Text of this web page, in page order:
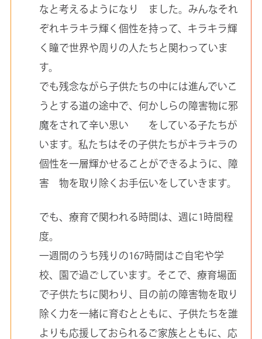
なと考えるようになり ました。みんなそれ
ぞれキラキラ輝く個性を持って、キラキラ輝
く瞳で世界や周りの人たちと関わっていま
す。
でも残念ながら子供たちの中には進んでいこ
うとする道の途中で、何かしらの障害物に邪
魔をされて辛い思い をしている子たちが
います。私たちはその子供たちがキラキラの
個性を一層輝かせることができるように、障
害 物を取り除くお手伝いをしていきます。
でも、療育で関われる時間は、週に1時間程
度。
一週間のうち残りの167時間はご自宅や学
校、園で過ごしています。そこで、療育場面
で子供たちに関わり、目の前の障害物を取り
除く力を一緒に育むとともに、子供たちを誰
よりも応援しておられるご家族とともに、応